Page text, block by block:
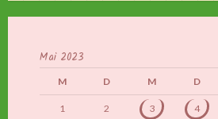
Mai 2023
M D M D
1 2 3 4